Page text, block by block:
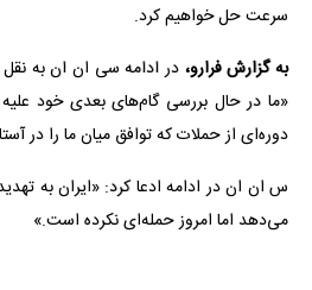
سرعت حل خواهیم کرد.
به گزارش فرارو، در ادامه سی ان ان به
«ما در حال بررسی گام‌های بعدی خود
دوره‌ای از حملات که توافق میان ما را در
س ان ان در ادامه ادعا کرد: «ایران به
می‌دهد اما امروز حمله‌ای نکرده است.»